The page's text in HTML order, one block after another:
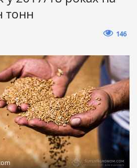
тонн
146